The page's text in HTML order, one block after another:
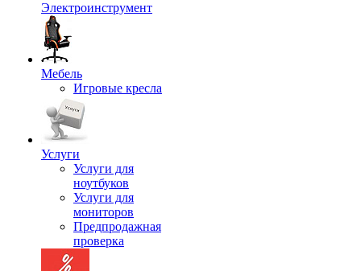
Электроинструмент
Мебель
Игровые кресла
Услуги
Услуги для
ноутбуков
Услуги для
мониторов
Предпродажная
проверка